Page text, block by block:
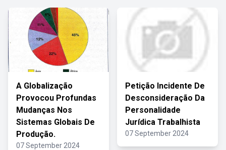
A Globalização
Provocou Profundas
Mudanças Nos
Sistemas Globais De
Produção.
07 September 2024
Petição Incidente De
Desconsideração Da
Personalidade
Jurídica Trabalhista
07 September 2024